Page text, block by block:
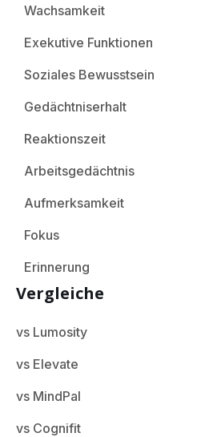
Wachsamkeit
Exekutive Funktionen
Soziales Bewusstsein
Gedächtniserhalt
Reaktionszeit
Arbeitsgedächtnis
Aufmerksamkeit
Fokus
Erinnerung
Vergleiche
vs Lumosity
vs Elevate
vs MindPal
vs Cognifit